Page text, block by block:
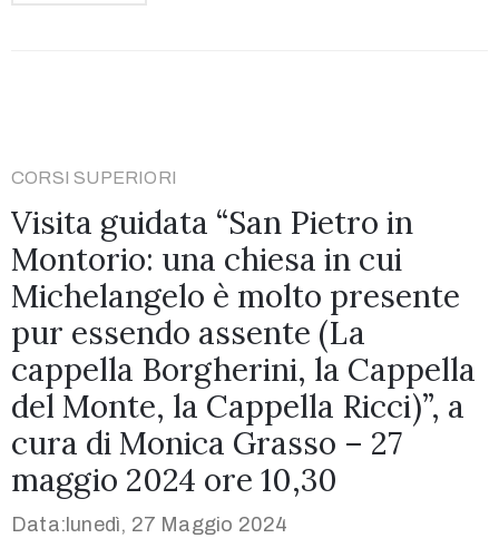
CORSI SUPERIORI
Visita guidata “San Pietro in
Montorio: una chiesa in cui
Michelangelo è molto presente
pur essendo assente (La
cappella Borgherini, la Cappella
del Monte, la Cappella Ricci)”, a
cura di Monica Grasso – 27
maggio 2024 ore 10,30
Data:lunedì, 27 Maggio 2024